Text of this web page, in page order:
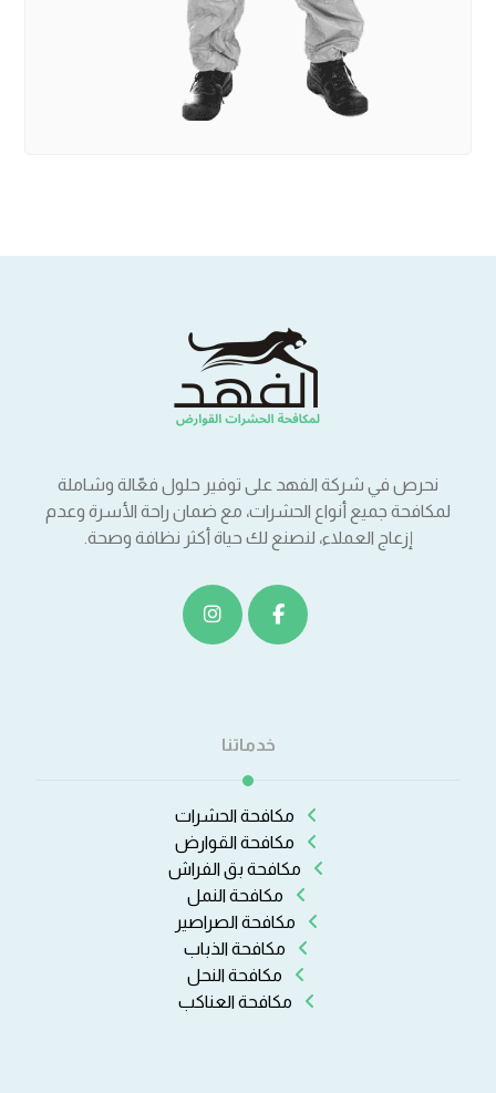
نحرص في شركة الفهد على توفير حلول فعّالة وشاملة
لمكافحة جميع أنواع الحشرات، مع ضمان راحة الأسرة وعدم
إزعاج العملاء، لنصنع لك حياة أكثر نظافة وصحة.
خدماتنا
مكافحة الحشرات
مكافحة القوارض
مكافحة بق الفراش
مكافحة النمل
مكافحة الصراصير
مكافحة الذباب
مكافحة النحل
مكافحة العناكب